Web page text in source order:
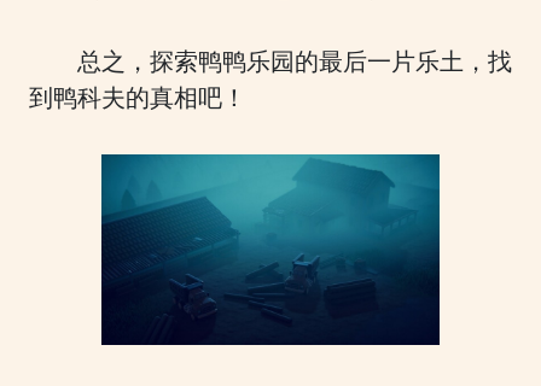
总之，探索鸭鸭乐园的最后一片乐土，找
到鸭科夫的真相吧！